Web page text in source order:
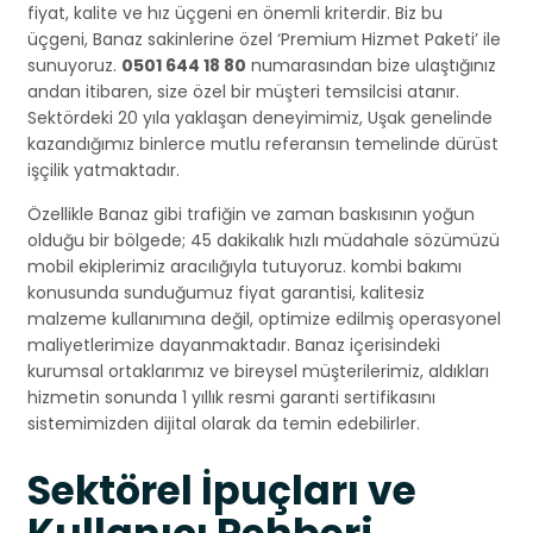
fiyat, kalite ve hız üçgeni en önemli kriterdir. Biz bu
üçgeni, Banaz sakinlerine özel ‘Premium Hizmet Paketi’ ile
sunuyoruz. 0501 644 18 80 numarasından bize ulaştığınız
andan itibaren, size özel bir müşteri temsilcisi atanır.
Sektördeki 20 yıla yaklaşan deneyimimiz, Uşak genelinde
kazandığımız binlerce mutlu referansın temelinde dürüst
işçilik yatmaktadır.
Özellikle Banaz gibi trafiğin ve zaman baskısının yoğun
olduğu bir bölgede; 45 dakikalık hızlı müdahale sözümüzü
mobil ekiplerimiz aracılığıyla tutuyoruz. kombi bakımı
konusunda sunduğumuz fiyat garantisi, kalitesiz
malzeme kullanımına değil, optimize edilmiş operasyonel
maliyetlerimize dayanmaktadır. Banaz içerisindeki
kurumsal ortaklarımız ve bireysel müşterilerimiz, aldıkları
hizmetin sonunda 1 yıllık resmi garanti sertifikasını
sistemimizden dijital olarak da temin edebilirler.
Sektörel İpuçları ve